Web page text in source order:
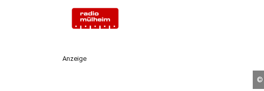
Anzeige
©